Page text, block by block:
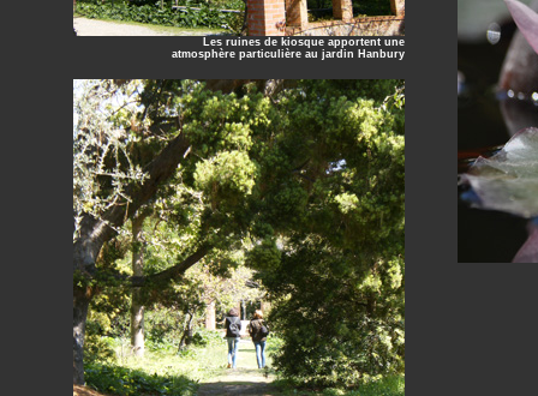
Les ruines de kiosque apportent une
atmosphère particulière au jardin Hanbury